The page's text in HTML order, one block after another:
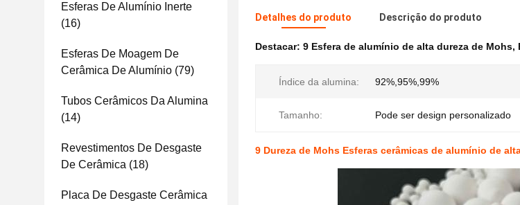
Esferas De Alumínio Inerte
(16)
Esferas De Moagem De
Cerâmica De Alumínio (79)
Tubos Cerâmicos Da Alumina
(14)
Revestimentos De Desgaste
De Cerâmica (18)
Placa De Desgaste Cerâmica
Detalhes do produto Descrição do produto
Destacar: 9 Esfera de alumínio de alta dureza de Mohs,
Índice da alumina: 92%,95%,99%
Tamanho: Pode ser design personalizado
9 Dureza de Mohs Esferas cerâmicas de alumínio de